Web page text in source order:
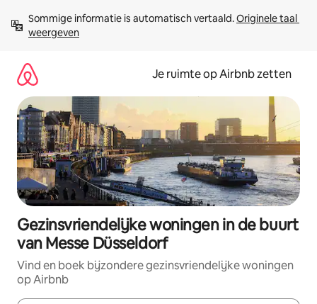
direct
naar
Sommige informatie is automatisch vertaald. Originele taal
weergeven
Je ruimte op Airbnb zetten
Gezinsvriendelijke woningen in de buurt
van Messe Düsseldorf
Vind en boek bijzondere gezinsvriendelijke woningen
op Airbnb